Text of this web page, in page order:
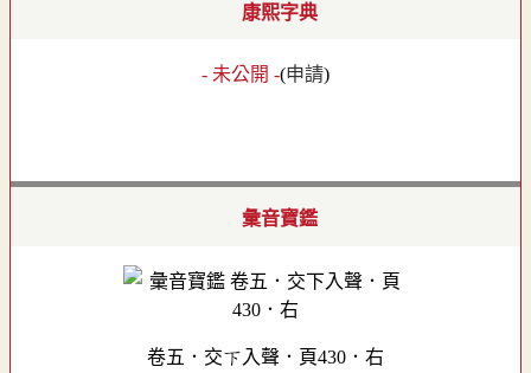
康熙字典
- 未公開 -(申請)
彙音寶鑑
卷五．交下入聲．頁430．右